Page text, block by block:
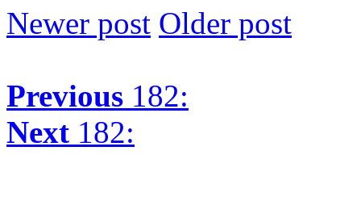
Newer post Older post
Previous 182:
Next 182: